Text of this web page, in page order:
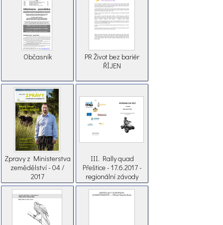
Občasník
PR Život bez bariér
ŘÍJEN
Zpravy z Ministerstva
zemědělství - 04 /
2017
III. Rally quad
Přeštice - 17.6.2017 -
regionální závody
čtyřkolek dětských
posádek